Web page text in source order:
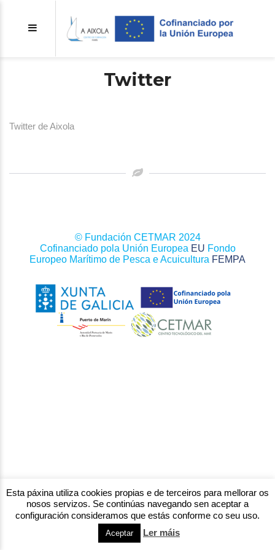
Twitter
Twitter de Aixola
© Fundación CETMAR 2024
Cofinanciado pola Unión Europea EU Fondo
Europeo Marítimo de Pesca e Acuicultura FEMPA
Esta páxina utiliza cookies propias e de terceiros para mellorar os
nosos servizos. Se continúas navegando sen aceptar a
configuración consideramos que estás conforme co seu uso.
Aceptar Ler máis